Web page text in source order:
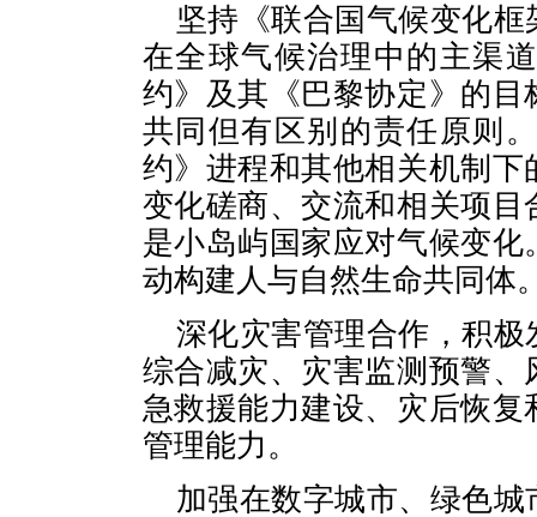
坚持《联合国气候变化
在全球气候治理中的主渠
约》及其《巴黎协定》的
共同但有区别的责任原则
约》进程和其他相关机制
变化磋商、交流和相关项
是小岛屿国家应对气候变
动构建人与自然生命共同体
深化灾害管理合作，积
综合减灾、灾害监测预警
急救援能力建设、灾后恢
管理能力。
加强在数字城市、绿色